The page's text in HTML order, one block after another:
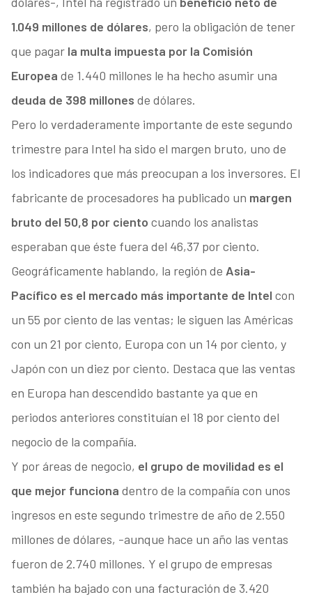
1.049 millones de dólares, pero la obligación de tener
que pagar la multa impuesta por la Comisión
Europea de 1.440 millones le ha hecho asumir una
deuda de 398 millones de dólares.
Pero lo verdaderamente importante de este segundo
trimestre para Intel ha sido el margen bruto, uno de
los indicadores que más preocupan a los inversores. El
fabricante de procesadores ha publicado un margen
bruto del 50,8 por ciento cuando los analistas
esperaban que éste fuera del 46,37 por ciento.
Geográficamente hablando, la región de Asia-
Pacífico es el mercado más importante de Intel con
un 55 por ciento de las ventas; le siguen las Américas
con un 21 por ciento, Europa con un 14 por ciento, y
Japón con un diez por ciento. Destaca que las ventas
en Europa han descendido bastante ya que en
periodos anteriores constituían el 18 por ciento del
negocio de la compañía.
Y por áreas de negocio, el grupo de movilidad es el
que mejor funciona dentro de la compañía con unos
ingresos en este segundo trimestre de año de 2.550
millones de dólares, -aunque hace un año las ventas
fueron de 2.740 millones. Y el grupo de empresas
también ha bajado con una facturación de 3.420